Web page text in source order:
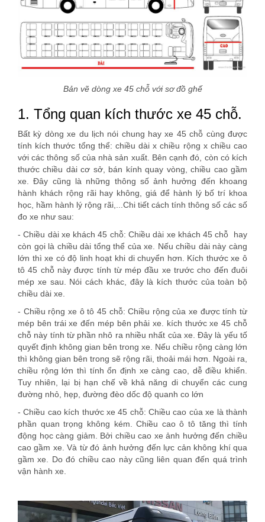
Bản vẽ dòng xe 45 chỗ với sơ đồ ghế
1. Tổng quan kích thước xe 45 chỗ.
Bất kỳ dòng xe du lịch nói chung hay xe 45 chỗ cùng được
tính kích thước tổng thể: chiều dài x chiều rộng x chiều cao
với các thông số của nhà sản xuất. Bên cạnh đó, còn có kích
thước chiều dài cơ sở, bán kính quay vòng, chiều cao gầm
xe. Đây cũng là những thông số ảnh hưởng đến khoang
hành khách rộng rãi hay không, giá để hành lý bố trí khoa
học, hầm hành lý rộng rãi,...Chi tiết cách tính thông số các số
đo xe như sau:
- Chiều dài xe khách 45 chỗ: Chiều dài xe khách 45 chỗ hay
còn gọi là chiều dài tổng thể của xe. Nếu chiều dài này càng
lớn thì xe có độ linh hoạt khi di chuyển hơn. Kích thước xe ô
tô 45 chỗ này được tính từ mép đầu xe trước cho đến đuôi
mép xe sau. Nói cách khác, đây là kích thước của toàn bộ
chiều dài xe.
- Chiều rộng xe ô tô 45 chỗ: Chiều rộng của xe được tính từ
mép bên trái xe đến mép bên phải xe. kích thước xe 45 chỗ
chỗ này tính từ phần nhô ra nhiều nhất của xe. Đây là yếu tố
quyết định không gian bên trong xe. Nếu chiều rộng càng lớn
thì không gian bên trong sẽ rộng rãi, thoải mái hơn. Ngoài ra,
chiều rộng lớn thì tính ổn định xe càng cao, dễ điều khiển.
Tuy nhiên, lại bị hạn chế về khả năng di chuyển các cung
đường nhỏ, hẹp, đường đèo dốc độ quanh co lớn
- Chiều cao kích thước xe 45 chỗ: Chiều cao của xe là thành
phần quan trọng không kém. Chiều cao ô tô tăng thì tính
động học càng giảm. Bởi chiều cao xe ảnh hưởng đến chiều
cao gầm xe. Và từ đó ảnh hưởng đến lực cản không khí qua
gầm xe. Do đó chiều cao này cũng liên quan đến quá trình
vận hành xe.